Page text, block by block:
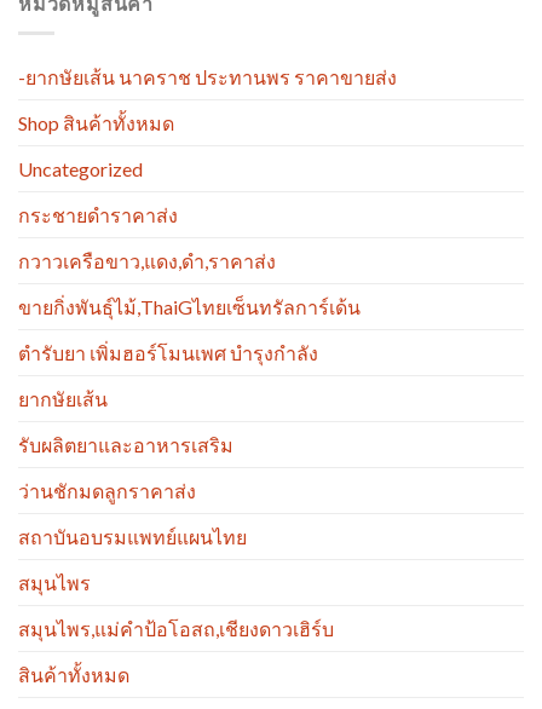
-ยากษัยเส้น นาคราช ประทานพร ราคาขายส่ง
Shop สินค้าทั้งหมด
Uncategorized
กระชายดำราคาส่ง
กวาวเครือขาว,แดง,ดำ,ราคาส่ง
ขายกิ่งพันธุ์ไม้,ThaiGไทยเซ็นทรัลการ์เด้น
ตำรับยา เพิ่มฮอร์โมนเพศ บำรุงกำลัง
ยากษัยเส้น
รับผลิตยาและอาหารเสริม
ว่านชักมดลูกราคาส่ง
สถาบันอบรมแพทย์แผนไทย
สมุนไพร
สมุนไพร,แม่คำป้อโอสถ,เชียงดาวเฮิร์บ
สินค้าทั้งหมด